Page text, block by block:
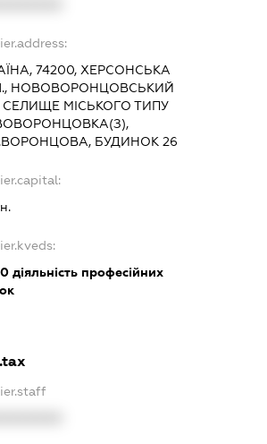
74200, ХЕРСОНСЬКА
НОВОВОРОНЦОВСЬКИЙ
СЕЛИЩЕ МІСЬКОГО ТИПУ
БУДИНОК 26
діяльність професійних